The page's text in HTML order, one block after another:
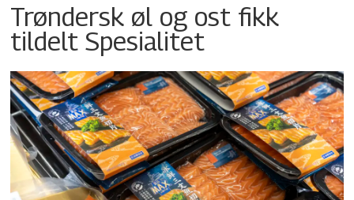
Trøndersk øl og ost fikk
tildelt Spesialitet